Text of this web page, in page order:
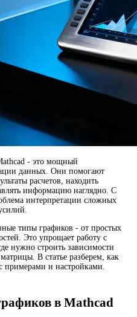
- это мощный
данных. Они помогают
расчетов, находить
информацию наглядно. С
интерпретации сложных
типы графиков - от простых
Это упрощает работу с
нужно строить зависимости
В статье разберем, как
примерами и настройками.
в Mathcad